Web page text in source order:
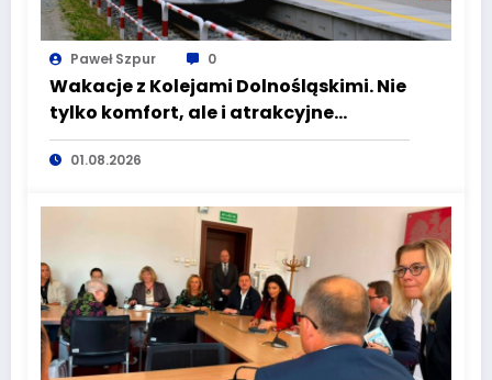
Paweł Szpur 0
Wakacje z Kolejami Dolnośląskimi. Nie
tylko komfort, ale i atrakcyjne
kierunki
01.08.2026